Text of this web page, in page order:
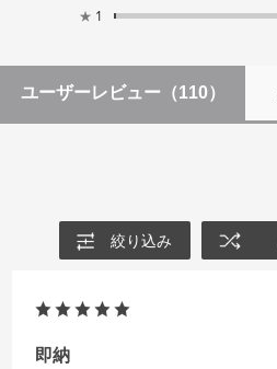
★ 1
ユーザーレビュー （110）
絞り込み
即納